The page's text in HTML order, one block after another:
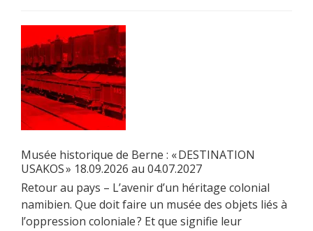
Musée historique de Berne : « DESTINATION
USAKOS » 18.09.2026 au 04.07.2027
Retour au pays – L’avenir d’un héritage colonial
namibien. Que doit faire un musée des objets liés à
l’oppression coloniale ? Et que signifie leur